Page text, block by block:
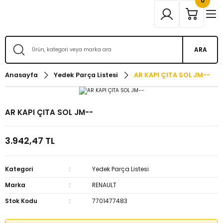
ARA
Anasayfa Yedek Parça Listesi AR KAPI ÇITA SOL JM--
AR KAPI ÇITA SOL JM--
3.942,47 TL
Kategori
Yedek Parça Listesi
Marka
RENAULT
Stok Kodu
7701477483